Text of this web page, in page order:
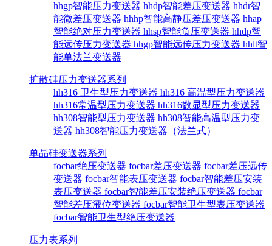
hhgp智能压力变送器 hhdp智能差压变送器 hhdr智
能微差压变送器 hhhp智能高静压差压变送器 hhap
智能绝对压力变送器 hhsp智能负压变送器 hhdp智
能远传压力变送器 hhgp智能远传压力变送器 hhlt智
能单法兰变送器
扩散硅压力变送器系列
hh316 卫生型压力变送器 hh316 高温型压力变送器
hh316常温型压力变送器 hh316数显型压力变送器
hh308智能型压力变送器 hh308智能高温型压力变
送器 hh308智能压力变送器（法兰式）
单晶硅变送器系列
focbar绝压变送器 focbar差压变送器 focbar差压远传
变送器 focbar智能表压变送器 focbar智能差压安装
表压变送器 focbar智能差压安装绝压变送器 focbar
智能差压液位变送器 focbar智能卫生型表压变送器
focbar智能卫生型绝压变送器
压力表系列